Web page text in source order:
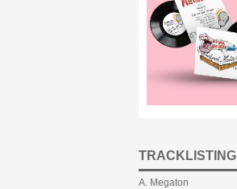
TRACKLISTING
A. Megaton